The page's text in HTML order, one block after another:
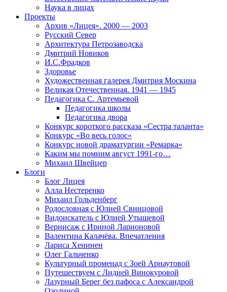
Наука в лицах
Проекты
Архив «Лицея». 2000 — 2003
Русский Север
Архитектура Петрозаводска
Дмитрий Новиков
И.С.Фрадков
Здоровье
Художественная галерея Дмитрия Москина
Великая Отечественная. 1941 — 1945
Педагогика С. Артемьевой
Педагогика школы
Педагогика двора
Конкурс короткого рассказа «Сестра таланта»
Конкурс «Во весь голос»
Конкурс новой драматургии «Ремарка»
Каким мы помним август 1991-го…
Михаил Швейцер
Блоги
Блог Лицея
Алла Нестеренко
Михаил Гольденберг
Родословная с Юлией Свинцовой
Видоискатель с Юлией Утышевой
Вернисаж с Ириной Ларионовой
Валентина Калачёва. Впечатления
Лариса Хенинен
Олег Гальченко
Культурный променад с Зоей Арнаутовой
Путешествуем с Лидией Винокуровой
Лазурный Берег без пафоса с Александрой